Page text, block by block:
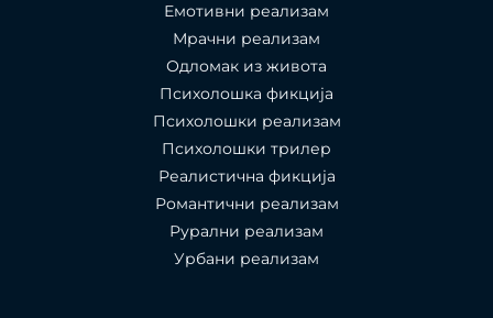
Емотивни реализам
Мрачни реализам
Одломак из живота
Психолошкa фикција
Психолошки реализам
Психолошки трилер
Реалистична фикција
Романтични реализам
Рурални реализам
Урбани реализам